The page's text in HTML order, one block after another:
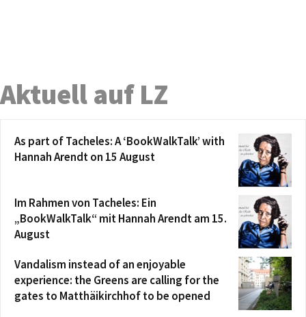
Aktuell auf LZ
As part of Tacheles: A ‘BookWalkTalk’ with
Hannah Arendt on 15 August
Im Rahmen von Tacheles: Ein
„BookWalkTalk“ mit Hannah Arendt am 15.
August
Vandalism instead of an enjoyable
experience: the Greens are calling for the
gates to Matthäikirchhof to be opened